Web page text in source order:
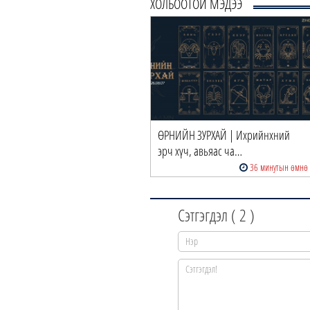
ХОЛБООТОЙ МЭДЭЭ
ӨРНИЙН ЗУРХАЙ | Ихрийнхний
эрч хүч, авьяас ча…
36 минутын өмнө
Сэтгэгдэл (2 )